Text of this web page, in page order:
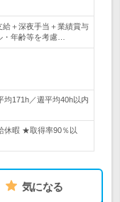
給＋深夜手当＋業績賞与
年齢等を考慮…
均171h／週平均40h以内
休暇 ★取得率90％以
気になる